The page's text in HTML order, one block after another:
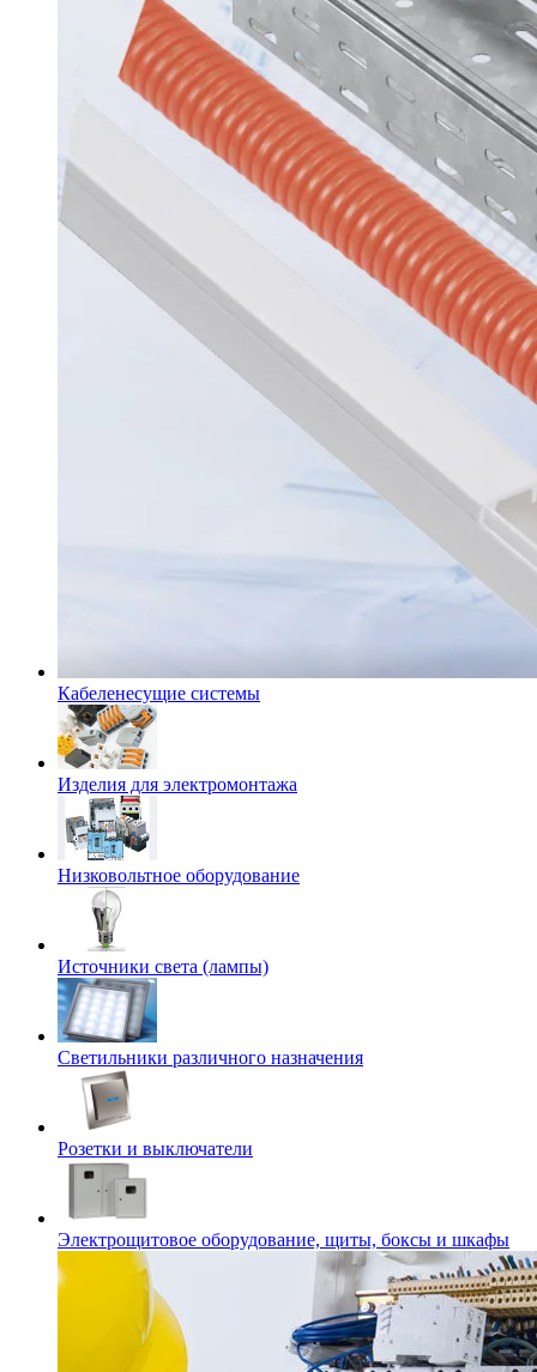
Кабеленесущие системы
Изделия для электромонтажа
Низковольтное оборудование
Источники света (лампы)
Светильники различного назначения
Розетки и выключатели
Электрощитовое оборудование, щиты, боксы и шкафы